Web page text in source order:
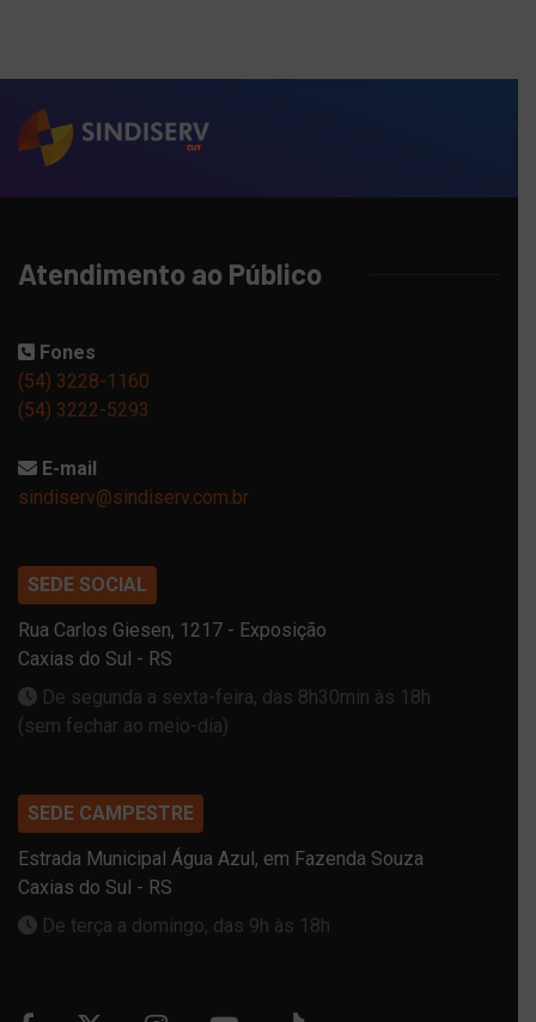
Atendimento ao Público
Fones
(54) 3228-1160
(54) 3222-5293
E-mail
sindiserv@sindiserv.com.br
SEDE SOCIAL
Rua Carlos Giesen, 1217 - Exposição
Caxias do Sul - RS
De segunda a sexta-feira, das 8h30min às 18h
(sem fechar ao meio-dia)
SEDE CAMPESTRE
Estrada Municipal Água Azul, em Fazenda Souza
Caxias do Sul - RS
De terça a domingo, das 9h às 18h